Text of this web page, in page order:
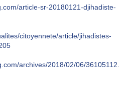
article-sr-20180121-djihadiste-
citoyennete/article/jihadistes-
archives/2018/02/06/36105112.